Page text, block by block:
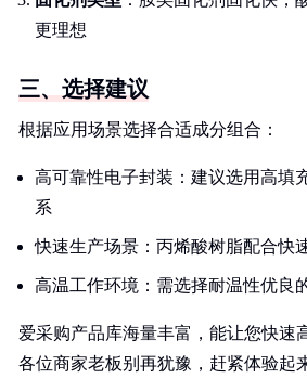
更理想
三、选择建议
根据应用场景选择合适成分组合：
高可靠性电子封装：建议选用高填
系
快速生产场景：丙烯酸树脂配合快
高温工作环境：需选择耐温性优良
爱采购产品库海量丰富，能让您快速
各位商家老板别再犹豫，赶紧体验起